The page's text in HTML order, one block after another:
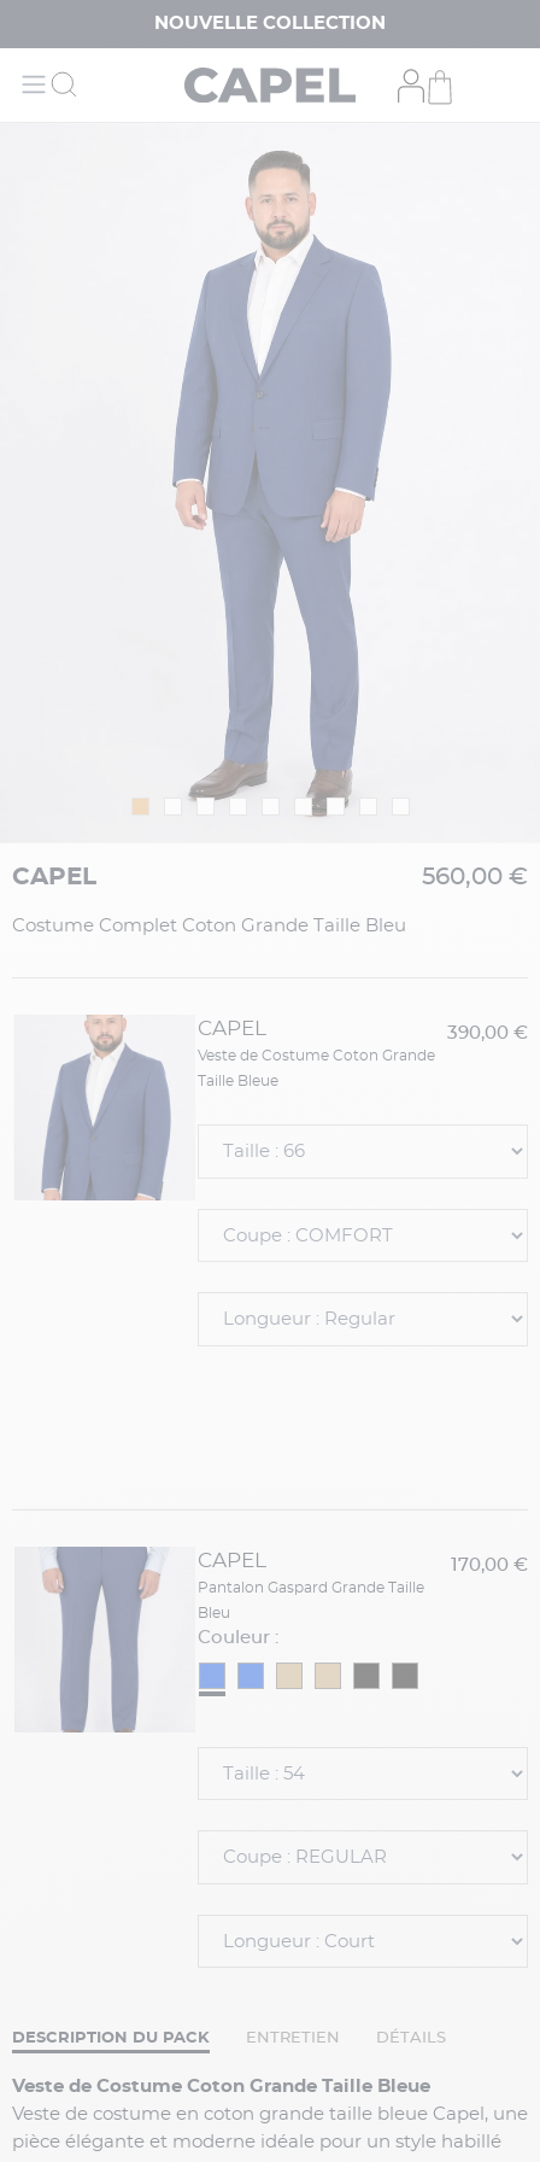
NOUVELLE COLLECTION
CAPEL 560,00 €
Costume Complet Coton Grande Taille Bleu
CAPEL
Veste de Costume Coton Grande
Taille Bleue
390,00 €
CAPEL
Pantalon Gaspard Grande Taille
Bleu
170,00 €
Couleur :
DESCRIPTION DU PACK ENTRETIEN DÉTAILS
Veste de Costume Coton Grande Taille Bleue
Veste de costume en coton grande taille bleue Capel, une
pièce élégante et moderne idéale pour un style habillé